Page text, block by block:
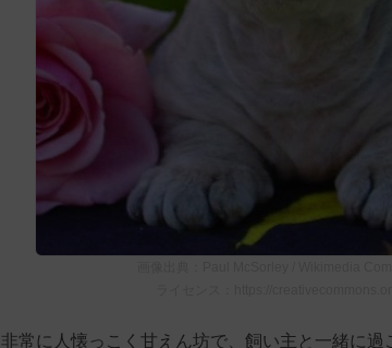
非常に人懐っこく甘えん坊で、飼い主と一緒に